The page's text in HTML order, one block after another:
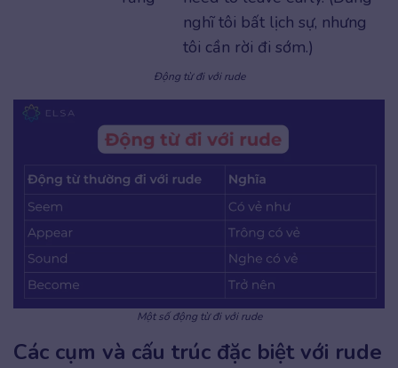
nghĩ tôi bất lịch sự, nhưng
tôi cần rời đi sớm.)
Động từ đi với rude
Một số động từ đi với rude
Các cụm và cấu trúc đặc biệt với rude